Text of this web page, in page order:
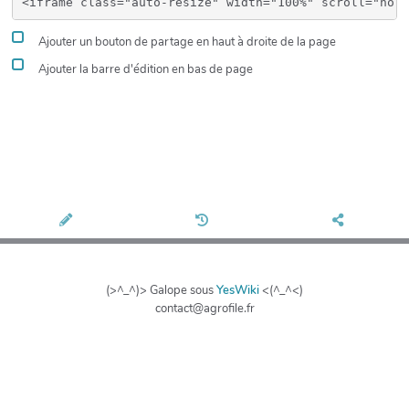
Ajouter un bouton de partage en haut à droite de la page
Ajouter la barre d'édition en bas de page
(>^_^)> Galope sousYesWiki<(^_^<)
contact@agrofile.fr